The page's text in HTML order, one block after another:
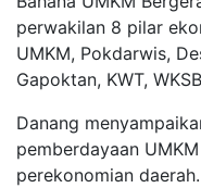
perwakilan 8 pilar
UMKM, Pokdarwis,
Gapoktan, KWT,
Danang
pemberdayaan
perekonomian